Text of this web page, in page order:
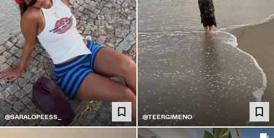
@SARALOPEESS_ @TEERGIMENO